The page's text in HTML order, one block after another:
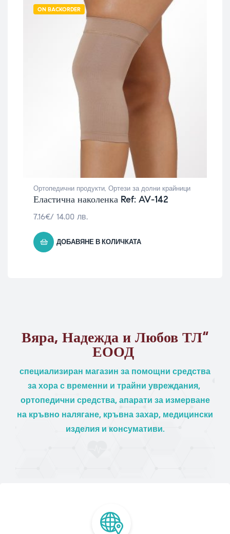
ON BACKORDER
Ортопедични продукти, Ортези за долни крайници
Еластична наколенка Ref: AV-142
7.16€/ 14.00 лв.
ДОБАВЯНЕ В КОЛИЧКАТА
Вяра, Надежда и Любов ТЛ“
ЕООД
специализиран магазин за помощни средства
за хора с временни и трайни увреждания,
ортопедични средства, апарати за измерване
на кръвно налягане, кръвна захар, медицински
изделия и консумативи.